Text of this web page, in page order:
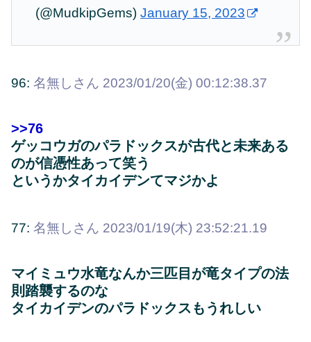
(@MudkipGems)January 15, 2023
96: 名無しさん 2023/01/20(金) 00:12:38.37
>>76
ゲッコウガのパラドックスが古代と未来ある
のが信憑性あって笑う
というかタイカイデンてマジかよ
77: 名無しさん 2023/01/19(木) 23:52:21.19
マイミュウ水竜なんか三匹目が竜タイプの法
則踏襲するのな
タイカイデンのパラドックスもうれしい